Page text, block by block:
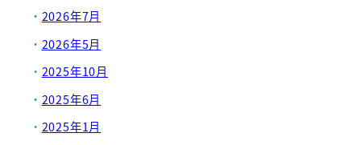
2026年7月
2026年5月
2025年10月
2025年6月
2025年1月